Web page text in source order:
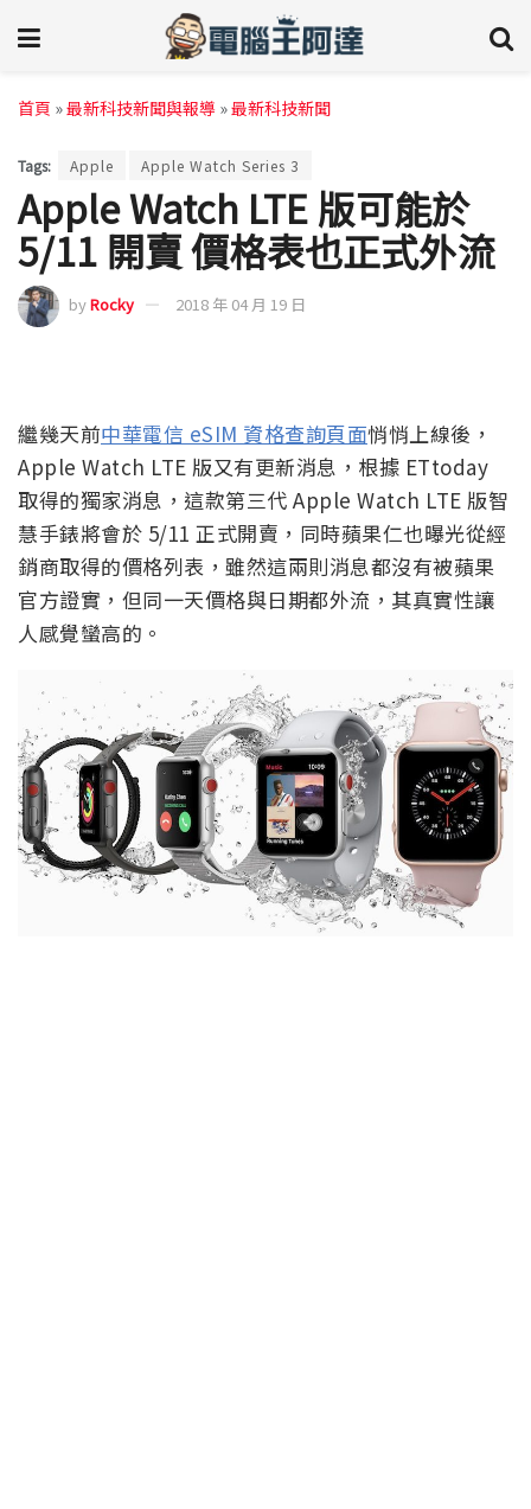
首頁 »最新科技新聞與報導 »最新科技新聞
Tags: Apple Apple Watch Series 3
Apple Watch LTE 版可能於
5/11 開賣 價格表也正式外流
byRocky 2018 年 04 月 19 日
繼幾天前中華電信 eSIM 資格查詢頁面悄悄上線後，
Apple Watch LTE 版又有更新消息，根據 ETtoday
取得的獨家消息，這款第三代 Apple Watch LTE 版智
慧手錶將會於 5/11 正式開賣，同時蘋果仁也曝光從經
銷商取得的價格列表，雖然這兩則消息都沒有被蘋果
官方證實，但同一天價格與日期都外流，其真實性讓
人感覺蠻高的。